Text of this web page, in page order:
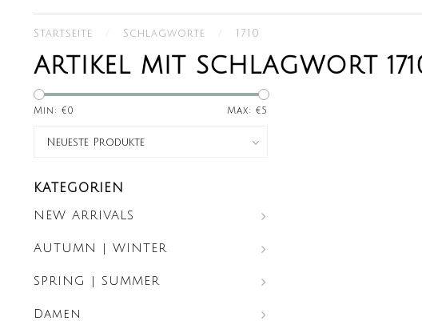
Startseite Schlagworte 1710
ARTIKEL MIT SCHLAGWORT
Min: €0 Max: €5
KATEGORIEN
NEW ARRIVALS
AUTUMN | WINTER
SPRING | SUMMER
Damen